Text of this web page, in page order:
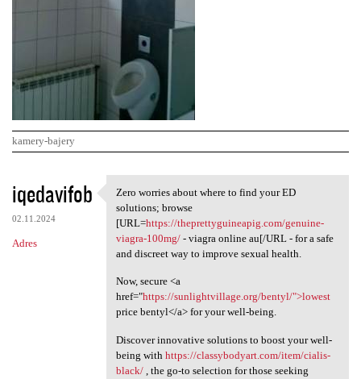
kamery-bajery
K
o
m
e
iqedavifob
02.11.2024
Adres
Zero worries about where to
Zero worries about where to find your ED
solutions; browse
[URL=https://theprettyguineapig.com/genuine-
viagra-100mg/- viagra online au[/URL - for a safe
and discreet way to improve sexual health.
Now, secure <a
href="https://sunlightvillage.org/bentyl/">lowest
price bentyl</a> for your well-being.
Discover innovative solutions to boost your well-
being with https://classybodyart.com/item/cialis-
black/, the go-to selection for those seeking